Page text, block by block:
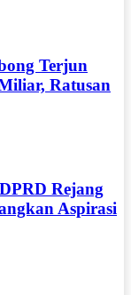
Terjun
Ratusan
Rejang
Aspirasi